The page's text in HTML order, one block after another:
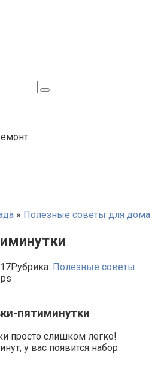
» Полезные советы для дома
Рубрика: Полезные советы
пятиминутки
просто слишком легко!
у вас появится набор